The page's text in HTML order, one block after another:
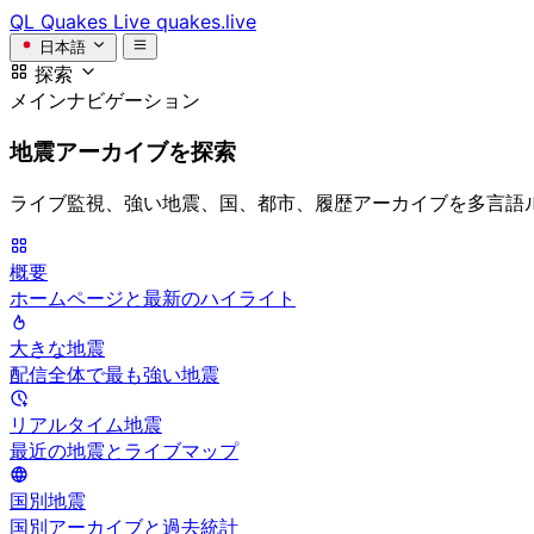
QL Quakes Live quakes.live
日本語
探索
メインナビゲーション
地震アーカイブを探索
ライブ監視、強い地震、国、都市、履歴アーカイブを多言語
概要
ホームページと最新のハイライト
大きな地震
配信全体で最も強い地震
リアルタイム地震
最近の地震とライブマップ
国別地震
国別アーカイブと過去統計